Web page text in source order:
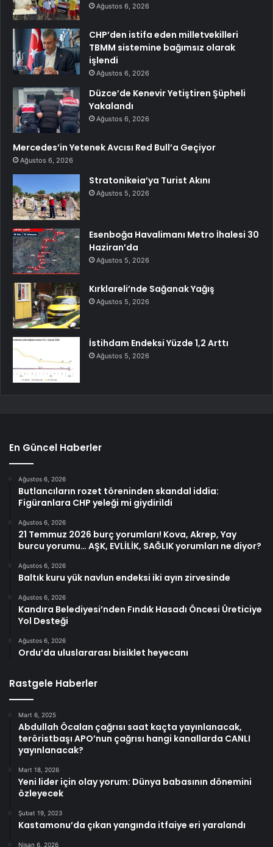
Ağustos 6, 2026
CHP’den istifa eden milletvekilleri
TBMM sistemine bağımsız olarak
işlendi
Ağustos 6, 2026
Düzce’de Kenevir Yetiştiren Şüpheli
Yakalandı
Ağustos 6, 2026
Mercedes’in Yetenek Avcısı Red Bull’a Geçiyor
Ağustos 6, 2026
Stratonikeia’ya Turist Akını
Ağustos 5, 2026
Esenboğa Havalimanı Metro İhalesi 30
Haziran’da
Ağustos 5, 2026
Kırklareli’nde Sağanak Yağış
Ağustos 5, 2026
İstihdam Endeksi Yüzde 1,2 Arttı
Ağustos 5, 2026
En Güncel Haberler
Ağustos 6, 2026
Butlancıların rozet töreninden skandal iddia:
Figüranlara CHP yeleği mi giydirildi
Ağustos 6, 2026
21 Temmuz 2026 burç yorumları! Kova, Akrep, Yay
burcu yorumu… AŞK, EVLİLİK, SAĞLIK yorumları ne diyor?
Ağustos 6, 2026
Baltık kuru yük navlun endeksi iki ayın zirvesinde
Ağustos 6, 2026
Kandıra Belediyesi’nden Fındık Hasadı Öncesi Üreticiye
Yol Desteği
Ağustos 6, 2026
Ordu’da uluslararası bisiklet heyecanı
Rastgele Haberler
Mart 6, 2025
Abdullah Öcalan çağrısı saat kaçta yayınlanacak,
teröristbaşı APO’nun çağrısı hangi kanallarda CANLI
yayınlanacak?
Mart 18, 2026
Yeni lider için olay yorum: Dünya babasının dönemini
özleyecek
Şubat 19, 2023
Kastamonu’da çıkan yangında itfaiye eri yaralandı
Nisan 6, 2026